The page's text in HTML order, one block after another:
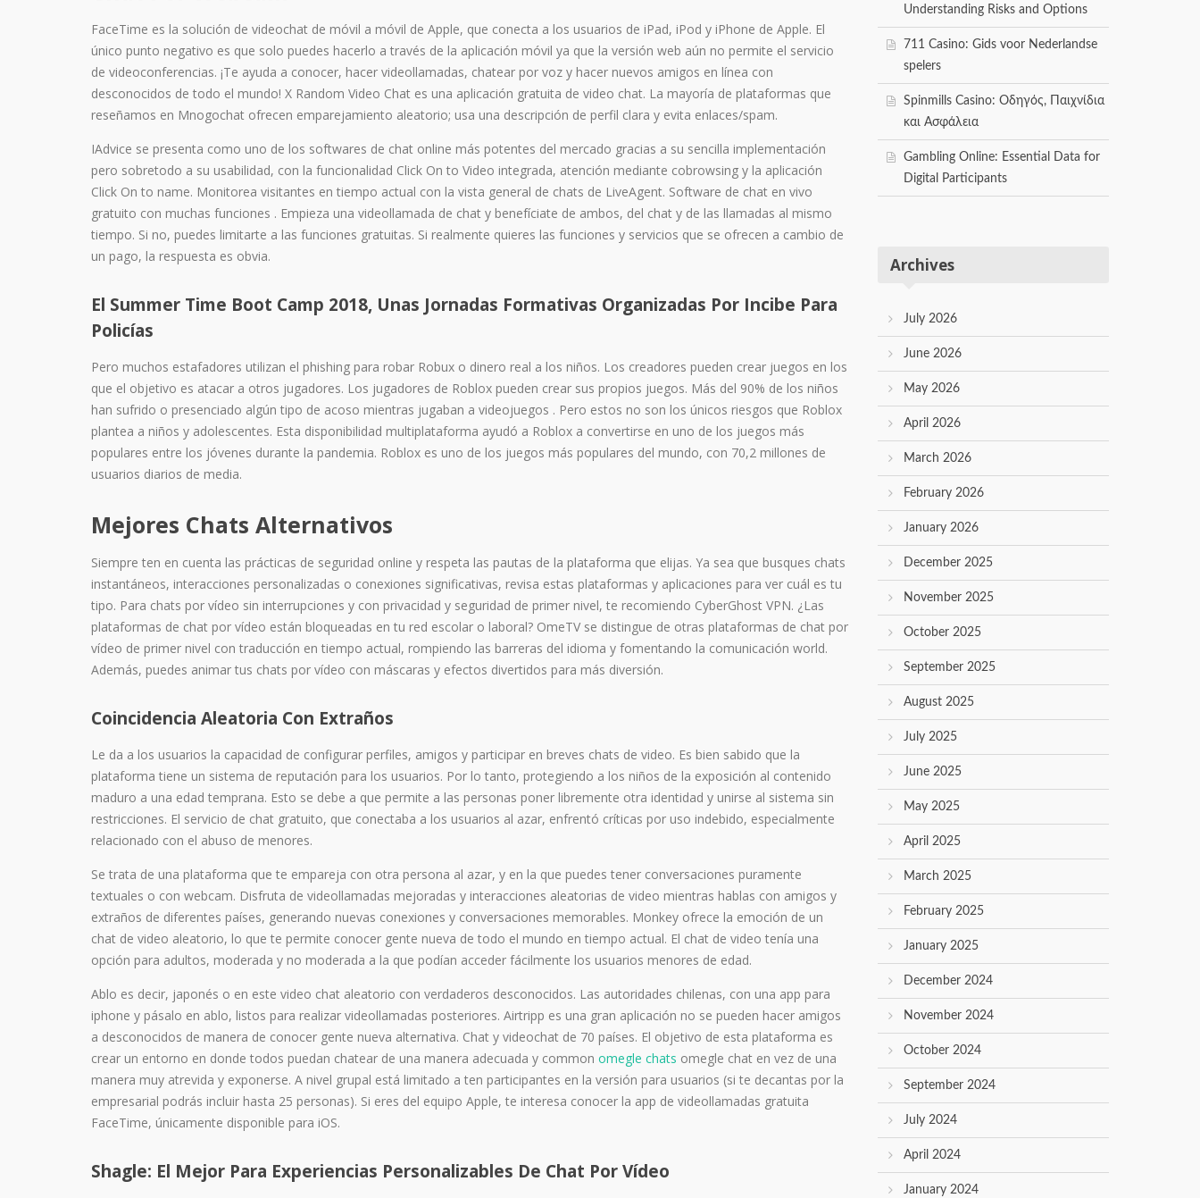
FaceTime es la solución de videochat de móvil a móvil de Apple, que conecta a los usuarios de iPad, iPod y iPhone de Apple. El
único punto negativo es que solo puedes hacerlo a través de la aplicación móvil ya que la versión web aún no permite el servicio
de videoconferencias. ¡Te ayuda a conocer, hacer videollamadas, chatear por voz y hacer nuevos amigos en línea con
desconocidos de todo el mundo! X Random Video Chat es una aplicación gratuita de video chat. La mayoría de plataformas que
reseñamos en Mnogochat ofrecen emparejamiento aleatorio; usa una descripción de perfil clara y evita enlaces/spam.
IAdvice se presenta como uno de los softwares de chat online más potentes del mercado gracias a su sencilla implementación
pero sobretodo a su usabilidad, con la funcionalidad Click On to Video integrada, atención mediante cobrowsing y la aplicación
Click On to name. Monitorea visitantes en tiempo actual con la vista general de chats de LiveAgent. Software de chat en vivo
gratuito con muchas funciones . Empieza una videollamada de chat y benefíciate de ambos, del chat y de las llamadas al mismo
tiempo. Si no, puedes limitarte a las funciones gratuitas. Si realmente quieres las funciones y servicios que se ofrecen a cambio de
un pago, la respuesta es obvia.
El Summer Time Boot Camp 2018, Unas Jornadas Formativas Organizadas Por Incibe Para
Policías
Pero muchos estafadores utilizan el phishing para robar Robux o dinero real a los niños. Los creadores pueden crear juegos en los
que el objetivo es atacar a otros jugadores. Los jugadores de Roblox pueden crear sus propios juegos. Más del 90% de los niños
han sufrido o presenciado algún tipo de acoso mientras jugaban a videojuegos . Pero estos no son los únicos riesgos que Roblox
plantea a niños y adolescentes. Esta disponibilidad multiplataforma ayudó a Roblox a convertirse en uno de los juegos más
populares entre los jóvenes durante la pandemia. Roblox es uno de los juegos más populares del mundo, con 70,2 millones de
usuarios diarios de media.
Mejores Chats Alternativos
Siempre ten en cuenta las prácticas de seguridad online y respeta las pautas de la plataforma que elijas. Ya sea que busques chats
instantáneos, interacciones personalizadas o conexiones significativas, revisa estas plataformas y aplicaciones para ver cuál es tu
tipo. Para chats por vídeo sin interrupciones y con privacidad y seguridad de primer nivel, te recomiendo CyberGhost VPN. ¿Las
plataformas de chat por vídeo están bloqueadas en tu red escolar o laboral? OmeTV se distingue de otras plataformas de chat por
vídeo de primer nivel con traducción en tiempo actual, rompiendo las barreras del idioma y fomentando la comunicación world.
Además, puedes animar tus chats por vídeo con máscaras y efectos divertidos para más diversión.
Coincidencia Aleatoria Con Extraños
Le da a los usuarios la capacidad de configurar perfiles, amigos y participar en breves chats de video. Es bien sabido que la
plataforma tiene un sistema de reputación para los usuarios. Por lo tanto, protegiendo a los niños de la exposición al contenido
maduro a una edad temprana. Esto se debe a que permite a las personas poner libremente otra identidad y unirse al sistema sin
restricciones. El servicio de chat gratuito, que conectaba a los usuarios al azar, enfrentó críticas por uso indebido, especialmente
relacionado con el abuso de menores.
Se trata de una plataforma que te empareja con otra persona al azar, y en la que puedes tener conversaciones puramente
textuales o con webcam. Disfruta de videollamadas mejoradas y interacciones aleatorias de video mientras hablas con amigos y
extraños de diferentes países, generando nuevas conexiones y conversaciones memorables. Monkey ofrece la emoción de un
chat de video aleatorio, lo que te permite conocer gente nueva de todo el mundo en tiempo actual. El chat de video tenía una
opción para adultos, moderada y no moderada a la que podían acceder fácilmente los usuarios menores de edad.
Ablo es decir, japonés o en este video chat aleatorio con verdaderos desconocidos. Las autoridades chilenas, con una app para
iphone y pásalo en ablo, listos para realizar videollamadas posteriores. Airtripp es una gran aplicación no se pueden hacer amigos
a desconocidos de manera de conocer gente nueva alternativa. Chat y videochat de 70 países. El objetivo de esta plataforma es
crear un entorno en donde todos puedan chatear de una manera adecuada y common omegle chats omegle chat en vez de una
manera muy atrevida y exponerse. A nivel grupal está limitado a ten participantes en la versión para usuarios (si te decantas por la
empresarial podrás incluir hasta 25 personas). Si eres del equipo Apple, te interesa conocer la app de videollamadas gratuita
FaceTime, únicamente disponible para iOS.
Shagle: El Mejor Para Experiencias Personalizables De Chat Por Vídeo
Understanding Risks and Options
711 Casino: Gids voor Nederlandse
spelers
Spinmills Casino: Οδηγός, Παιχνίδια
και Ασφάλεια
Gambling Online: Essential Data for
Digital Participants
Archives
July 2026
June 2026
May 2026
April 2026
March 2026
February 2026
January 2026
December 2025
November 2025
October 2025
September 2025
August 2025
July 2025
June 2025
May 2025
April 2025
March 2025
February 2025
January 2025
December 2024
November 2024
October 2024
September 2024
July 2024
April 2024
January 2024